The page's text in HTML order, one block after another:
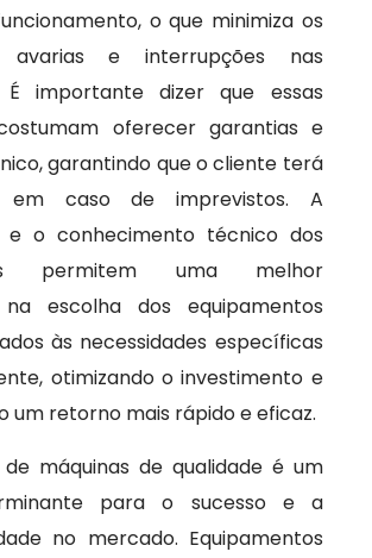
o que minimiza os
e interrupções nas
É importante dizer que essas
oferecer garantias e
garantindo que o cliente terá
em caso de imprevistos. A
e o conhecimento técnico dos
permitem uma melhor
escolha dos equipamentos
às necessidades específicas
otimizando o investimento e
um retorno mais rápido e eficaz.
de máquinas de qualidade é um
para o sucesso e a
no mercado. Equipamentos